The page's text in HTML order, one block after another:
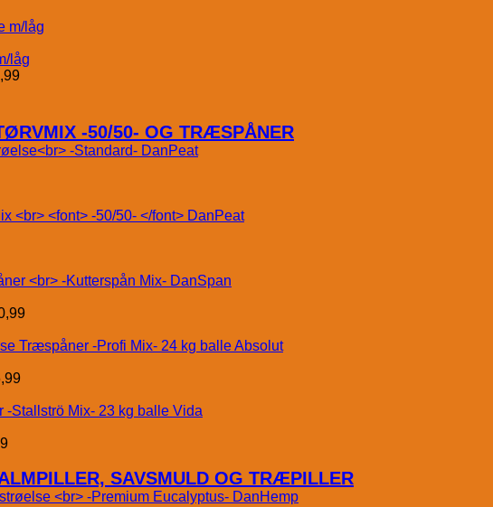
låg
-50/50- OG TRÆSPÅNER
DanPeat
DanPeat
DanSpan
Absolut
Vida
SAVSMULD OG TRÆPILLER
DanHemp